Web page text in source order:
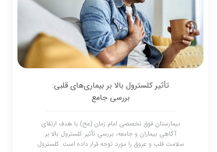
تأثیر کلسترول بالا بر بیماری‌های قلبی:
بررسی جامع
بیمارستان فوق تخصصی امام زمان (عج) با هدف ارتقای
آگاهی بیماران و جامعه، بررسی تأثیر کلسترول بالا بر
سلامت قلب و عروق را مورد توجه قرار داده است. کلسترول